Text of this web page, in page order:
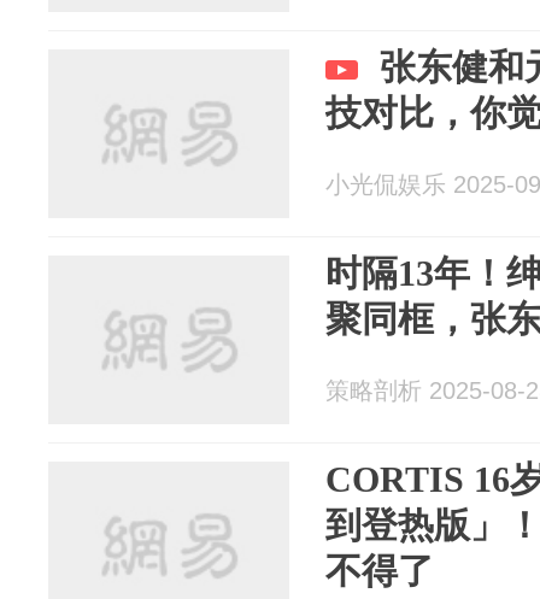
张东健和
技对比，你
小光侃娱乐 2025-
时隔13年！
聚同框，张
策略剖析 2025-08-
CORTIS 16
到登热版」
不得了